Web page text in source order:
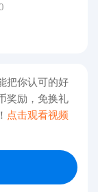
把你认可的好
奖励，免换礼
点击观看视频